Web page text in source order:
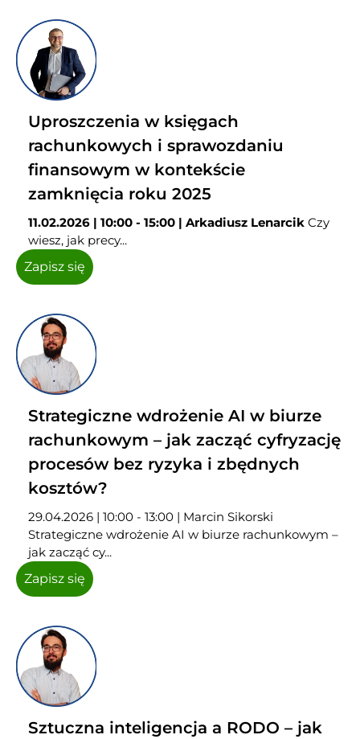
Uproszczenia w księgach
rachunkowych i sprawozdaniu
finansowym w kontekście
zamknięcia roku 2025
11.02.2026 | 10:00 - 15:00 | Arkadiusz Lenarcik Czy
wiesz, jak precy...
Zapisz się
Strategiczne wdrożenie AI w biurze
rachunkowym – jak zacząć cyfryzację
procesów bez ryzyka i zbędnych
kosztów?
29.04.2026 | 10:00 - 13:00 | Marcin Sikorski
Strategiczne wdrożenie AI w biurze rachunkowym –
jak zacząć cy...
Zapisz się
Sztuczna inteligencja a RODO – jak